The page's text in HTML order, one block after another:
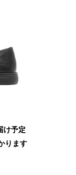
け予定
ります